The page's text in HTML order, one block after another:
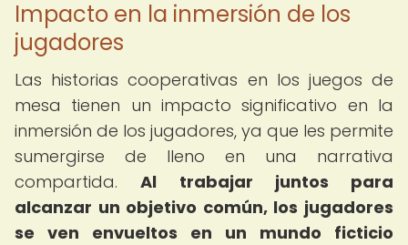
Impacto en la inmersión de los
jugadores
Las historias cooperativas en los juegos de
mesa tienen un impacto significativo en la
inmersión de los jugadores, ya que les permite
sumergirse de lleno en una narrativa
compartida.Al trabajar juntos para
alcanzar un objetivo común, los jugadores
se ven envueltos en un mundo ficticio